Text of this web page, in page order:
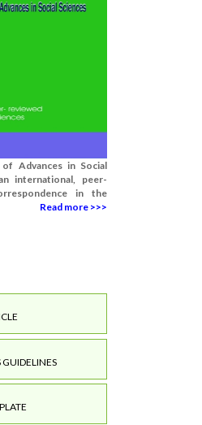
Advances in Social
international, peer-
in the
Read more >>>